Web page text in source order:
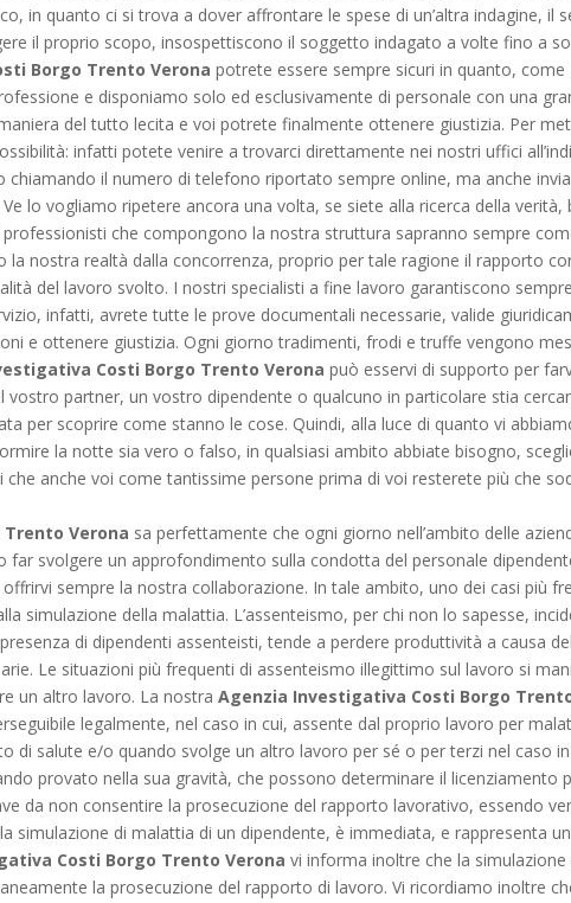
in quanto ci si trova a dover affrontare le spese di un’altra indagine, il
il proprio scopo, insospettiscono il soggetto indagato a volte fino a
Borgo Trento Verona potrete essere sempre sicuri in quanto,
e disponiamo solo ed esclusivamente di personale con una
del tutto lecita e voi potrete finalmente ottenere giustizia. Per
infatti potete venire a trovarci direttamente nei nostri uffici
il numero di telefono riportato sempre online, ma anche
Ve lo vogliamo ripetere ancora una volta, se siete alla ricerca della
professionisti che compongono la nostra struttura sapranno sempre
la nostra realtà dalla concorrenza, proprio per tale ragione il rapporto
del lavoro svolto. I nostri specialisti a fine lavoro garantiscono
infatti, avrete tutte le prove documentali necessarie, valide
e ottenere giustizia. Ogni giorno tradimenti, frodi e truffe vengono
Costi Borgo Trento Verona può esservi di supporto per
vostro partner, un vostro dipendente o qualcuno in particolare stia
per scoprire come stanno le cose. Quindi, alla luce di quanto vi
la notte sia vero o falso, in qualsiasi ambito abbiate bisogno,
anche voi come tantissime persone prima di voi resterete più che
Verona sa perfettamente che ogni giorno nell’ambito delle
far svolgere un approfondimento sulla condotta del personale
sempre la nostra collaborazione. In tale ambito, uno dei casi più
simulazione della malattia. L’assenteismo, per chi non lo sapesse,
di dipendenti assenteisti, tende a perdere produttività a causa
Le situazioni più frequenti di assenteismo illegittimo sul lavoro si
un altro lavoro. La nostraAgenzia Investigativa Costi Borgo
legalmente, nel caso in cui, assente dal proprio lavoro per
di salute e/o quando svolge un altro lavoro per sé o per terzi nel caso
provato nella sua gravità, che possono determinare il licenziamento
da non consentire la prosecuzione del rapporto lavorativo, essendo
simulazione di malattia di un dipendente, è immediata, e rappresenta
Costi Borgo Trento Verona vi informa inoltre che la
la prosecuzione del rapporto di lavoro. Vi ricordiamo inoltre